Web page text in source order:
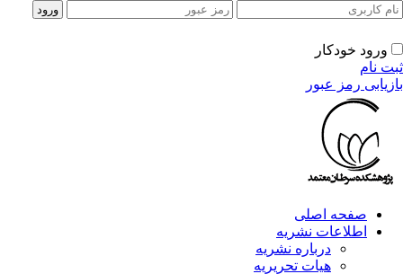
ورود خودکار
نام
رمز عبور
صفحه اصلی
اطلاعات نشریه
درباره نشریه
هیات تحریریه